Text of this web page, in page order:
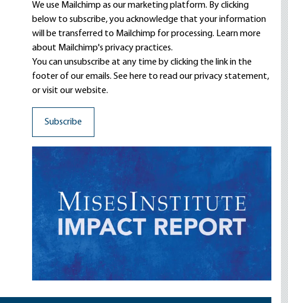
We use Mailchimp as our marketing platform. By clicking
below to subscribe, you acknowledge that your information
will be transferred to Mailchimp for processing. Learn more
about Mailchimp's privacy practices.
You can unsubscribe at any time by clicking the link in the
footer of our emails. See here to read ourprivacy statement,
or visit our website.